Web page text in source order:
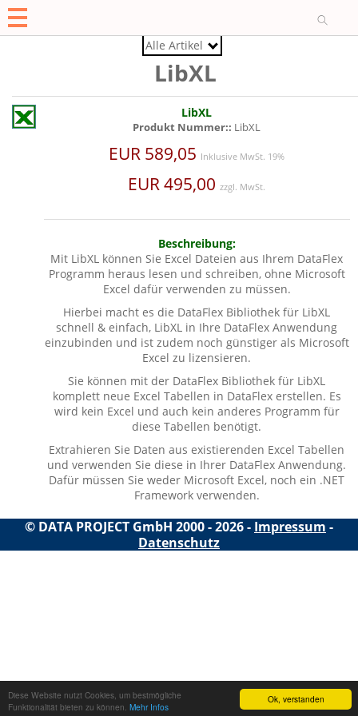
Ok, verstanden
Diese Website nutzt Cookies, um bestmögliche
Funktionalität bieten zu können. Mehr Infos
O
LibXL
LibXL
Produkt Nummer:: LibXL
EUR 589,05 Inklusive MwSt. 19%
EUR 495,00zzgl. MwSt.
Beschreibung:
Mit LibXL können Sie Excel Dateien aus Ihrem DataFlex
Programm heraus lesen und schreiben, ohne Microsoft
Excel dafür verwenden zu müssen.
Hierbei macht es die DataFlex Bibliothek für LibXL
schnell & einfach, LibXL in Ihre DataFlex Anwendung
einzubinden und ist zudem noch günstiger als Microsoft
Excel zu lizensieren.
Sie können mit der DataFlex Bibliothek für LibXL
komplett neue Excel Tabellen in DataFlex erstellen. Es
wird kein Excel und auch kein anderes Programm für
diese Tabellen benötigt.
Extrahieren Sie Daten aus existierenden Excel Tabellen
und verwenden Sie diese in Ihrer DataFlex Anwendung.
Dafür müssen Sie weder Microsoft Excel, noch ein .NET
Framework verwenden.
Alle Artikel
© DATA PROJECT GmbH 2000 - 2026 - Impressum -
Datenschutz